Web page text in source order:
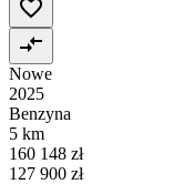
Nowe
2025
Benzyna
5 km
160 148 zł
127 900 zł